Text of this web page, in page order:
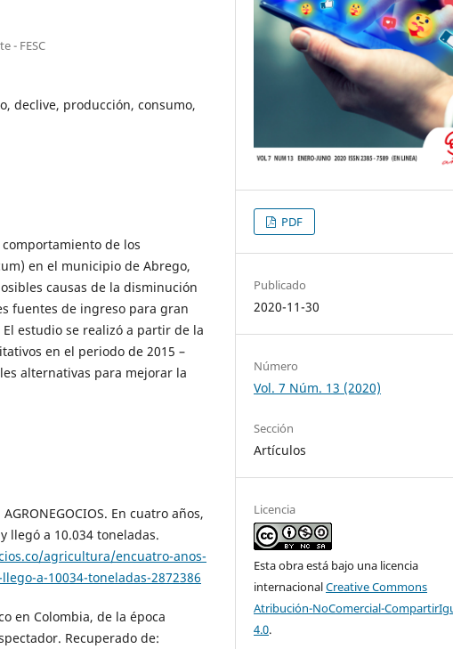
- FESC
declive, producción, consumo,
de los
en el municipio de Abrego,
causas de la disminución
fuentes de ingreso para gran
estudio se realizó a partir de la
en el periodo de 2015 –
alternativas para mejorar la
En cuatro años,
llegó a 10.034 toneladas.
agricultura/encuatro-anos-
a-10034-toneladas-2872386
en Colombia, de la época
Recuperado de:
PDF
Publicado
2020-11-30
Número
Vol. 7 Núm. 13 (2020)
Sección
Artículos
Licencia
Esta obra está bajo una licencia
internacionalCreative Commons
Atribución-NoComercial-
4.0.